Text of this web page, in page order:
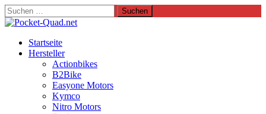
Suchen
nach:
Startseite
Hersteller
Actionbikes
B2Bike
Easyone Motors
Kymco
Nitro Motors